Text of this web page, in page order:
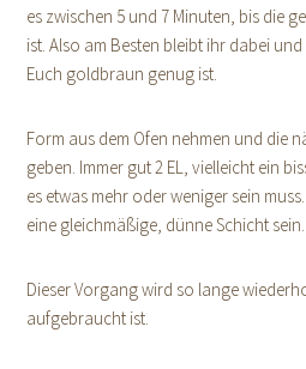
es zwischen 5 und 7 Minuten, bis die
ist. Also am Besten bleibt ihr dabei
Euch goldbraun genug ist.
Form aus dem Ofen nehmen und die
geben. Immer gut 2 EL, vielleicht ein
es etwas mehr oder weniger sein
eine gleichmäßige, dünne Schicht sein.
Dieser Vorgang wird so lange
aufgebraucht ist.